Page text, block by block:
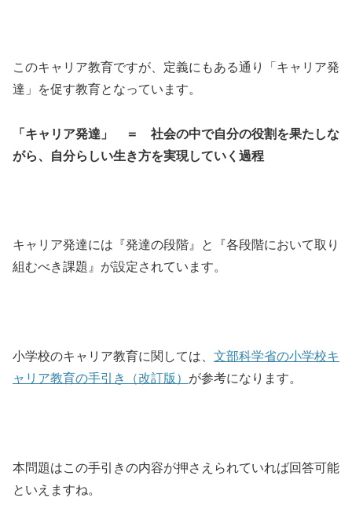
このキャリア教育ですが、定義にもある通り「キャリア発
達」を促す教育となっています。
「キャリア発達」 ＝ 社会の中で自分の役割を果たしな
がら、自分らしい生き方を実現していく過程
キャリア発達には『発達の段階』と『各段階において取り
組むべき課題』が設定されています。
小学校のキャリア教育に関しては、 文部科学省の小学校キ
ャリア教育の手引き（改訂版） が参考になります。
本問題はこの手引きの内容が押さえられていれば回答可能
といえますね。